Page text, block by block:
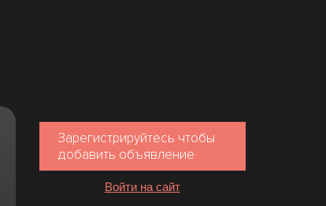
Зарегистрируйтесь чтобы
добавить объявление
Войти на сайт